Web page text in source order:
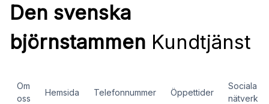
Den svenska
björnstammen Kundtjänst
Om
oss
Hemsida Telefonnummer Öppettider
Sociala
nätverk